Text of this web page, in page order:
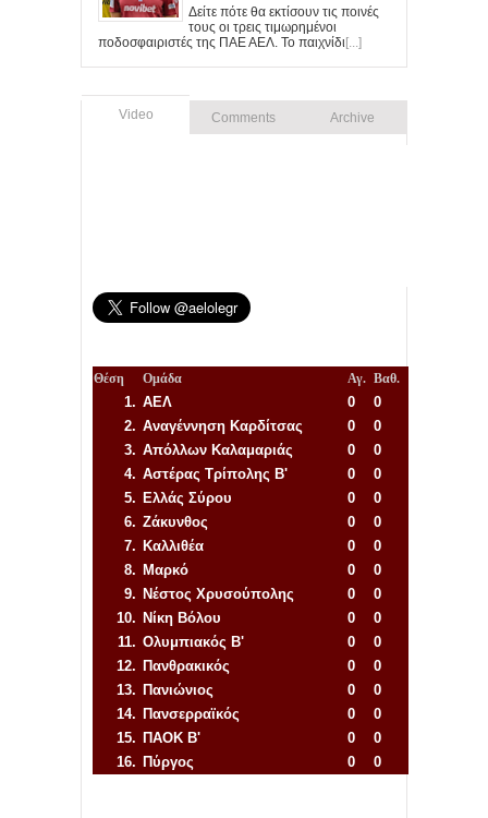
Δείτε πότε θα εκτίσουν τις ποινές
τους οι τρεις τιμωρημένοι
ποδοσφαιριστές της ΠΑΕ ΑΕΛ. Το παιχνίδι[...]
Video Comments Archive
Θέση Ομάδα Αγ. Βαθ.
1. ΑΕΛ 0
0
2. Αναγέννηση Καρδίτσας 0
0
3. Απόλλων Καλαμαριάς 0
0
4. Αστέρας Τρίπολης Β' 0
0
5. Ελλάς Σύρου 0
0
6. Ζάκυνθος 0
0
7. Καλλιθέα 0
0
8. Μαρκό 0
0
9. Νέστος Χρυσούπολης 0
0
10. Νίκη Βόλου 0
0
11. Ολυμπιακός Β' 0
0
12. Πανθρακικός 0
0
13. Πανιώνιος 0
0
14. Πανσερραϊκός 0
0
15. ΠΑΟΚ Β' 0
0
16. Πύργος 0
0